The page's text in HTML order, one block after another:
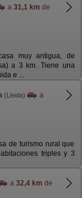
a 31,1 km de
muy antigua, de
a 3 km. Tiene una
e ...
(Lleida)
a
de turismo rural que
triples y 3
a 32,4 km de